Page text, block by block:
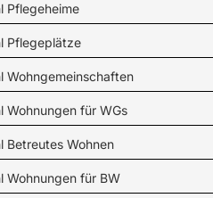
Pflegeheime
Pflegeplätze
Wohngemeinschaften
Wohnungen für WGs
Betreutes Wohnen
Wohnungen für BW